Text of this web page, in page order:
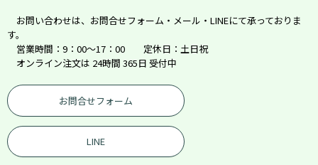
お問い合わせは、お問合せフォーム・メール・LINEにて承っておりま
す。
営業時間：9：00～17：00 定休日：土日祝
オンライン注文は 24時間 365日 受付中
お問合せフォーム
LINE